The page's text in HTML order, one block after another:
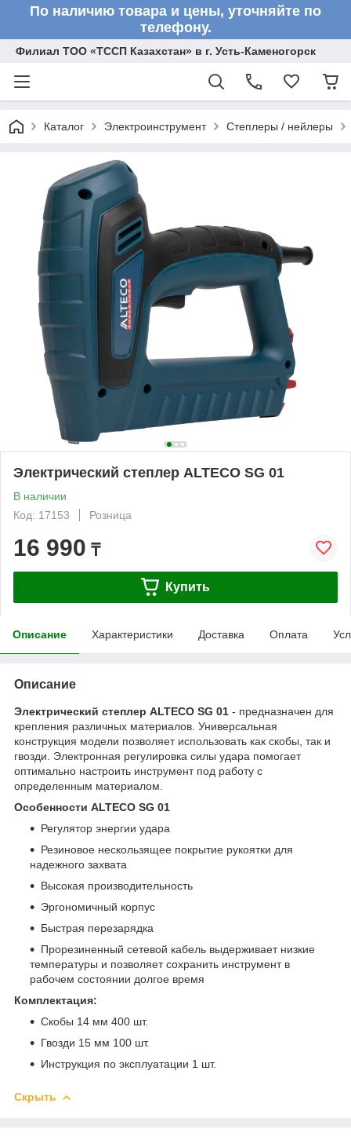
По наличию товара и цены, уточняйте по
телефону.
Филиал ТОО «ТССП Казахстан» в г. Усть-Каменогорск
Каталог Электроинструмент Степлеры / нейлеры
Электрический степлер ALTECO SG 01
В наличии
Код: 17153
Розница
16 990 ₸
Купить
Описание Характеристики Доставка Оплата
Описание
Электрический степлер ALTECO SG 01 - предназначен для
крепления различных материалов. Универсальная
конструкция модели позволяет использовать как скобы, так и
гвозди. Электронная регулировка силы удара помогает
оптимально настроить инструмент под работу с
определенным материалом.
Особенности ALTECO SG 01
Регулятор энергии удара
Резиновое нескользящее покрытие рукоятки для
надежного захвата
Высокая производительность
Эргономичный корпус
Быстрая перезарядка
Прорезиненный сетевой кабель выдерживает низкие
температуры и позволяет сохранить инструмент в
рабочем состоянии долгое время
Комплектация:
Скобы 14 мм 400 шт.
Гвозди 15 мм 100 шт.
Инструкция по эксплуатации 1 шт.
Скрыть